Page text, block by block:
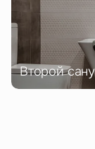
Второй